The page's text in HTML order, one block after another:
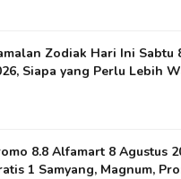
Zodiak Hari Ini Sabtu
Siapa yang Perlu Lebih
8.8 Alfamart 8 Agustus
1 Samyang, Magnum,